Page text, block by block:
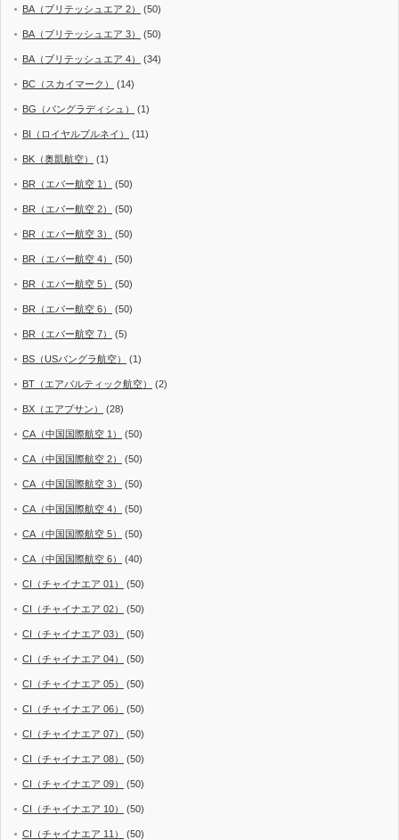
BA（ブリテッシュエア 2） (50)
BA（ブリテッシュエア 3） (50)
BA（ブリテッシュエア 4） (34)
BC（スカイマーク） (14)
BG（バングラディシュ） (1)
BI（ロイヤルブルネイ） (11)
BK（奥凱航空） (1)
BR（エバー航空 1） (50)
BR（エバー航空 2） (50)
BR（エバー航空 3） (50)
BR（エバー航空 4） (50)
BR（エバー航空 5） (50)
BR（エバー航空 6） (50)
BR（エバー航空 7） (5)
BS（USバングラ航空） (1)
BT（エアバルティック航空） (2)
BX（エアプサン） (28)
CA（中国国際航空 1） (50)
CA（中国国際航空 2） (50)
CA（中国国際航空 3） (50)
CA（中国国際航空 4） (50)
CA（中国国際航空 5） (50)
CA（中国国際航空 6） (40)
CI（チャイナエア 01） (50)
CI（チャイナエア 02） (50)
CI（チャイナエア 03） (50)
CI（チャイナエア 04） (50)
CI（チャイナエア 05） (50)
CI（チャイナエア 06） (50)
CI（チャイナエア 07） (50)
CI（チャイナエア 08） (50)
CI（チャイナエア 09） (50)
CI（チャイナエア 10） (50)
CI（チャイナエア 11） (50)